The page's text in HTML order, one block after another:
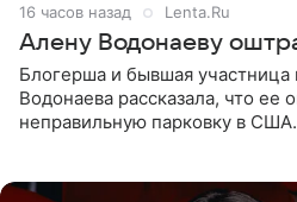
16 часов назад Lenta.Ru
Алену Водонаеву
Блогерша и бывшая
Водонаева рассказала, что ее
неправильную парковку в